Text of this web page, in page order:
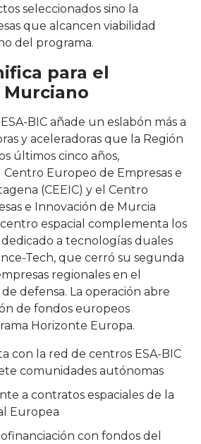
seleccionados sino la
que alcancen viabilidad
del programa.
para el
Murciano
BIC añade un eslabón más a
y aceleradoras que la Región
últimos cinco años,
Europeo de Empresas e
(CEEIC) y el Centro
e Innovación de Murcia
espacial complementa los
dedicado a tecnologías duales
Tech, que cerró su segunda
regionales en el
defensa. La operación abre
de fondos europeos
Horizonte Europa.
con la red de centros ESA-BIC
comunidades autónomas
a contratos espaciales de la
Europea
con fondos del